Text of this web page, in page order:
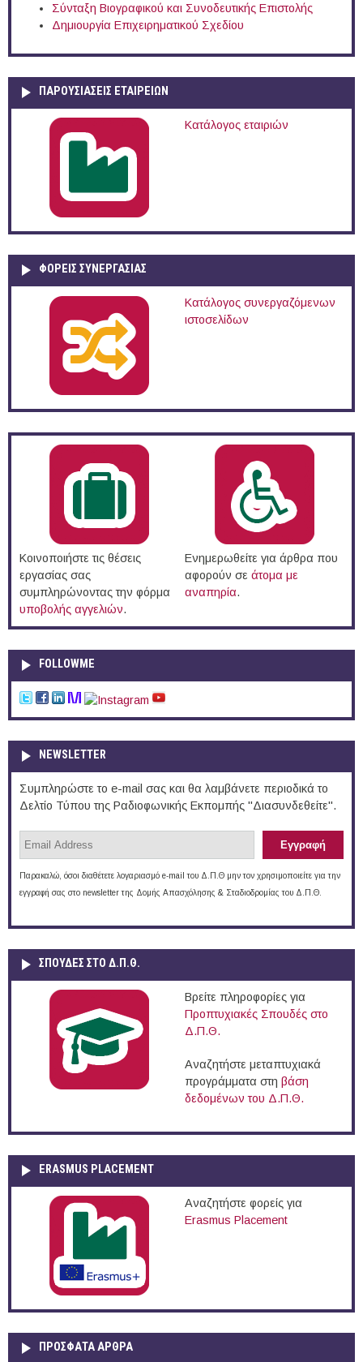
Σύνταξη Βιογραφικού και Συνοδευτικής Επιστολής
Δημιουργία Επιχειρηματικού Σχεδίου
ΠΑΡΟΥΣΙΆΣΕΙΣ ΕΤΑΙΡΕΙΏΝ
Κατάλογος εταιριών
ΦΟΡΕΙΣ ΣΥΝΕΡΓΑΣΙΑΣ
Κατάλογος συνεργαζόμενων
ιστοσελίδων
Κοινοποιήστε τις θέσεις
εργασίας σας
συμπληρώνοντας την φόρμα
υποβολής αγγελιών.
Ενημερωθείτε για άρθρα που
αφορούν σε άτομα με
αναπηρία.
FOLLOWME
NEWSLETTER
Συμπληρώστε το e-mail σας και θα λαμβάνετε περιοδικά το
Δελτίο Τύπου της Ραδιοφωνικής Εκπομπής "Διασυνδεθείτε".
Παρακαλώ, όσοι διαθέτετε λογαριασμό e-mail του Δ.Π.Θ μην τον χρησιμοποιείτε για την
εγγραφή σας στο newsletter της Δομής Απασχόλησης & Σταδιοδρομίας του Δ.Π.Θ.
ΣΠΟΥΔΈΣ ΣΤΟ Δ.Π.Θ.
Βρείτε πληροφορίες για
Προπτυχιακές Σπουδές στο
Δ.Π.Θ.
Αναζητήστε μεταπτυχιακά
προγράμματα στη βάση
δεδομένων του Δ.Π.Θ.
ERASMUS PLACEMENT
Αναζητήστε φορείς για
Erasmus Placement
ΠΡOΣΦΑΤΑ AΡΘΡΑ